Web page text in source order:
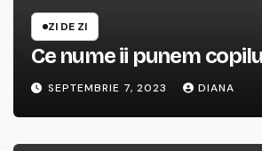
ZI DE ZI
Ce nume ii punem
SEPTEMBRIE 7, 2023 DIANA